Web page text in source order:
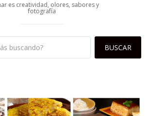
es creatividad, olores, sabores y
fotografía